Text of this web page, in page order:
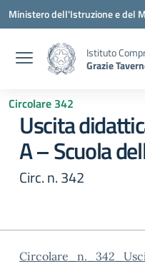
Vai ai contenuti
Vai al menu di navigazione
Vai al footer
Ministero dell'Istruzione e del
Istituto
Grazie
Circolare 342
Uscita
A – Scuola
Circ. n. 342